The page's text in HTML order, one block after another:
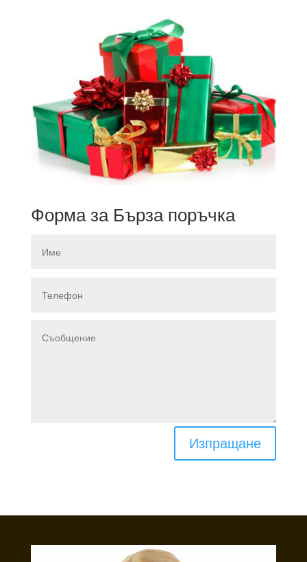
Форма за Бърза поръчка
Изпращане